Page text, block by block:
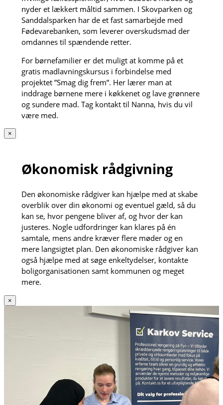
nyder et lækkert måltid sammen. I Skovparken og
Sanddalsparken har de et fast samarbejde med
Fødevarebanken, som leverer overskudsmad der
omdannes til spændende retter.
For børnefamilier er det muligt at komme på et
gratis madlavningskursus i forbindelse med
projektet ”Smag dig frem”. Her lærer man at
inddrage børnene mere i køkkenet og lave grønnere
og sundere mad. Tag kontakt til Nanna, hvis du vil
være med.
×
Økonomisk rådgivning
Den økonomiske rådgiver kan hjælpe med at skabe
overblik over din økonomi og eventuel gæld, så du
kan se, hvor pengene bliver af, og hvor der kan
justeres. Nogle udfordringer kan klares på én
samtale, mens andre kræver flere møder og en
mere langsigtet plan. Den økonomiske rådgiver kan
også hjælpe med at søge enkeltydelser, kontakte
boligorganisationen samt kommunen og meget
mere.
×